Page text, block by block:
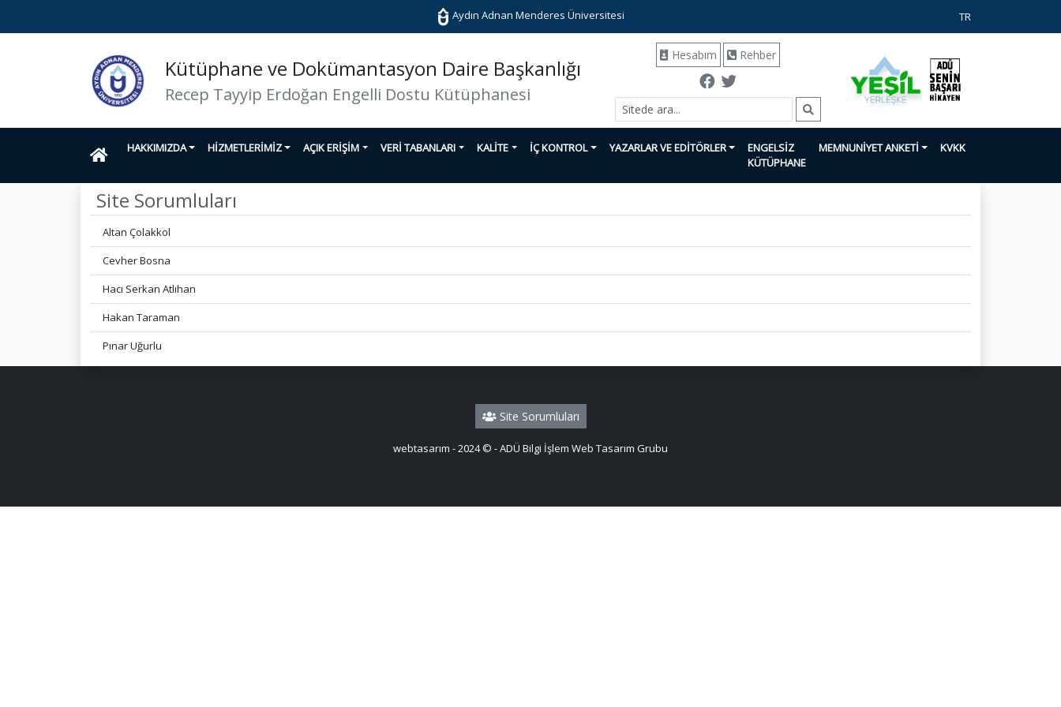
Aydın Adnan Menderes Üniversitesi TR
Kütüphane ve Dokümantasyon Daire Başkanlığı
Recep Tayyip Erdoğan Engelli Dostu Kütüphanesi
Hesabım Rehber
HAKKIMIZDA HİZMETLERİMİZ AÇIK ERİŞİM VERİ TABANLARI KALİTE İÇ KONTROL YAZARLAR VE EDİTÖRLER
ENGELSİZ
KÜTÜPHANE
MEMNUNİYET ANKETİ KVKK
Site Sorumluları
Altan Çolakkol
Cevher Bosna
Hacı Serkan Atlıhan
Hakan Taraman
Pınar Uğurlu
Site Sorumluları
webtasarım - 2024 © - ADÜ Bilgi İşlem Web Tasarım Grubu